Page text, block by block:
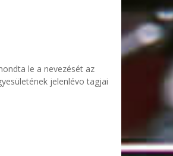
le a nevezését az
jelenlévo tagjai